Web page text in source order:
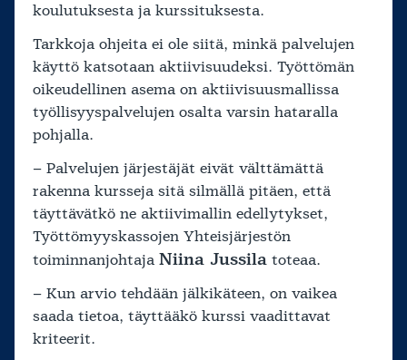
koulutuksesta ja kurssituksesta.
Tarkkoja ohjeita ei ole siitä, minkä palvelujen
käyttö katsotaan aktiivisuudeksi. Työttömän
oikeudellinen asema on aktiivisuusmallissa
työllisyyspalvelujen osalta varsin hataralla
pohjalla.
– Palvelujen järjestäjät eivät välttämättä
rakenna kursseja sitä silmällä pitäen, että
täyttävätkö ne aktiivimallin edellytykset,
Työttömyyskassojen Yhteisjärjestön
toiminnanjohtaja Niina Jussila toteaa.
– Kun arvio tehdään jälkikäteen, on vaikea
saada tietoa, täyttääkö kurssi vaadittavat
kriteerit.